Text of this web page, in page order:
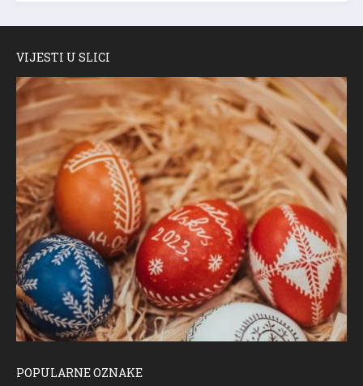
VIJESTI U SLICI
POPULARNE OZNAKE